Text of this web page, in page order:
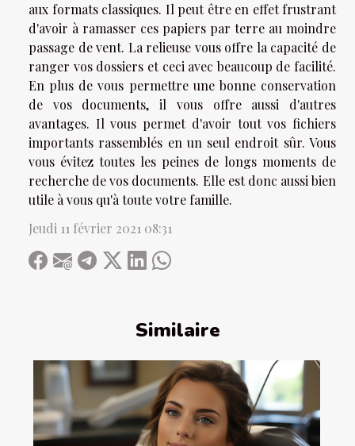
Similaire
aux formats classiques. Il peut être en effet frustrant
d'avoir à ramasser ces papiers par terre au moindre
passage de vent. La relieuse vous offre la capacité de
ranger vos dossiers et ceci avec beaucoup de facilité.
En plus de vous permettre une bonne conservation
de vos documents, il vous offre aussi d'autres
avantages. Il vous permet d'avoir tout vos fichiers
importants rassemblés en un seul endroit sûr. Vous
vous évitez toutes les peines de longs moments de
recherche de vos documents. Elle est donc aussi bien
utile à vous qu'à toute votre famille.
Jeudi 11 février 2021 08:31